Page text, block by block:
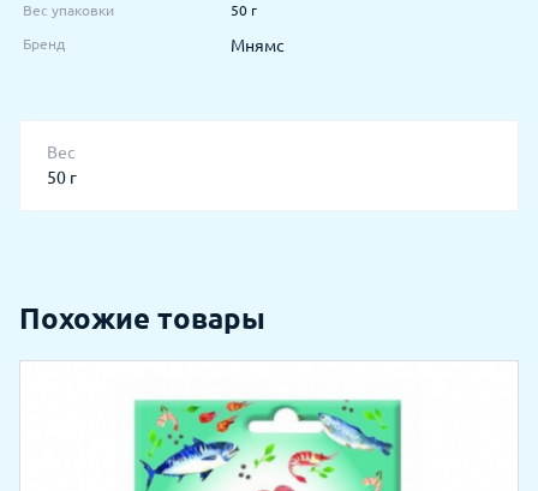
Вес упаковки 50 г
Бренд Мнямс
Вес
50 г
Похожие товары